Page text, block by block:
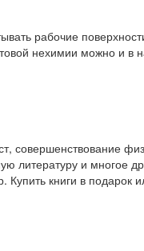
рабочие
нехимии можно и в
совершенствование
литературу и многое
Купить книги в